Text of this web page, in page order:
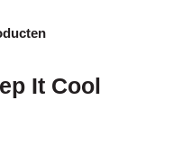
It Cool